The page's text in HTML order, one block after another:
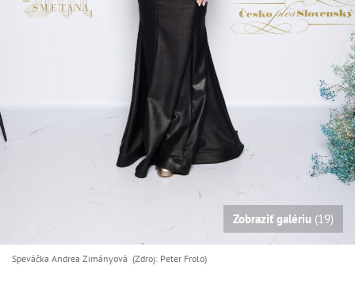
Zobraziť galériu (19)
Speváčka Andrea Zimányová (Zdroj: Peter Frolo)